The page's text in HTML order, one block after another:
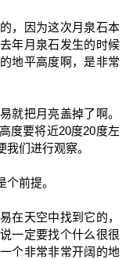
，因为这次月泉石本
年月泉石发生的时候
地平高度啊，是非常
就把月亮盖掉了啊。
度要将近20度20度左
们进行观察。
前提。
在天空中找到它的，
一定要找个什么很很
个非常非常开阔的地